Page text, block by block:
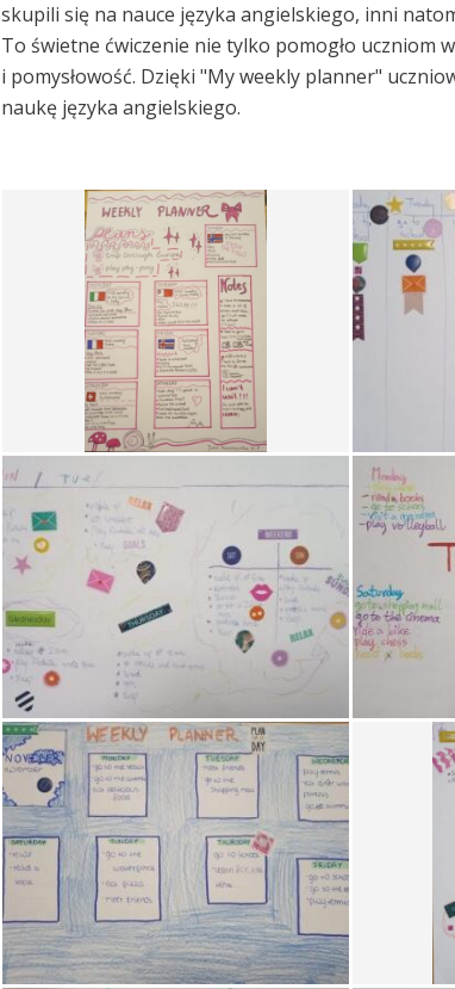
skupili się na nauce języka angielskiego, inni
To świetne ćwiczenie nie tylko pomogło uczniom
i pomysłowość. Dzięki "My weekly planner"
naukę języka angielskiego.